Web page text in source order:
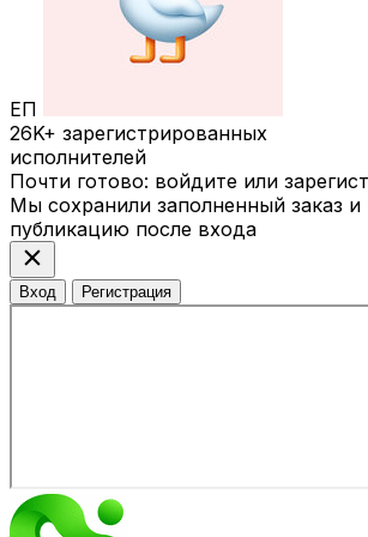
ЕП
26K+ зарегистрированных
исполнителей
Почти готово: войдите или
Мы сохранили заполненный заказ
публикацию после входа
close
Вход Регистрация